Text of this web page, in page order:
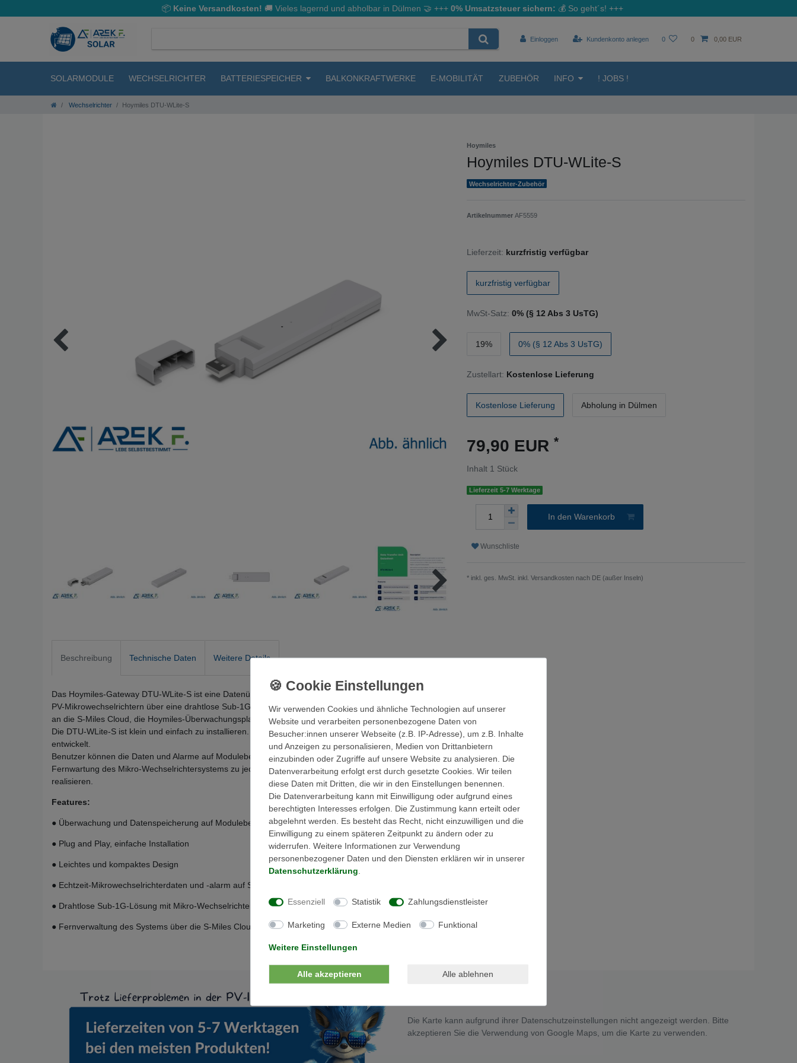
📦Keine Versandkosten! 🚚 Vieles lagernd und abholbar in Dülmen 🤝 +++ 0% Umsatzsteuer sichern: 💰 So geht´s! +++
Einloggen Kundenkonto anlegen 0 0 0,00 EUR
SOLARMODULE WECHSELRICHTER BATTERIESPEICHER BALKONKRAFTWERKE E-MOBILITÄT ZUBEHÖR INFO ! JOBS !
Wechselrichter Hoymiles DTU-WLite-S
Hoymiles
Hoymiles DTU-WLite-S
Wechselrichter-Zubehör
Artikelnummer AF5559
Lieferzeit: kurzfristig verfügbar
kurzfristig verfügbar
MwSt-Satz: 0% (§ 12 Abs 3 UsTG)
19% 0% (§ 12 Abs 3 UsTG)
Zustellart: Kostenlose Lieferung
Kostenlose Lieferung Abholung in Dülmen
79,90 EUR *
Inhalt 1 Stück
Lieferzeit 5-7 Werktage
In den Warenkorb
Wunschliste
* inkl. ges. MwSt. inkl. Versandkosten nach DE (außer Inseln)
Beschreibung Technische Daten Weitere Details
Das Hoymiles-Gateway DTU-WLite-S ist eine Datenübertragungseinheit, die Informationen und Daten von
PV-Mikrowechselrichtern über eine drahtlose Sub-1G-Lösung sammelt und sie über Wi-Fi-Kommunikation
an die S-Miles Cloud, die Hoymiles-Überwachungsplattform, sendet.
Die DTU-WLite-S ist klein und einfach zu installieren. Sie wurde speziell für PV-Anlagen in Wohngebieten
entwickelt.
Benutzer können die Daten und Alarme auf Modulebene leicht auslesen und den Fernbetrieb und die
Fernwartung des Mikro-Wechselrichtersystems zu jeder Zeit und an jedem Ort über die S-Miles Cloud
realisieren.
Features:
● Überwachung und Datenspeicherung auf Modulebene
● Plug and Play, einfache Installation
● Leichtes und kompaktes Design
● Echtzeit-Mikrowechselrichterdaten und -alarm auf S-Miles Toolkit
● Drahtlose Sub-1G-Lösung mit Mikro-Wechselrichter
● Fernverwaltung des Systems über die S-Miles Cloud
Die Karte kann aufgrund ihrer Datenschutzeinstellungen nicht angezeigt werden. Bitte
akzeptieren Sie die Verwendung von Google Maps, um die Karte zu verwenden.
Wir verwenden Cookies und ähnliche Technologien auf unserer
Website und verarbeiten personenbezogene Daten von
Besucher:innen unserer Webseite (z.B. IP-Adresse), um z.B. Inhalte
und Anzeigen zu personalisieren, Medien von Drittanbietern
einzubinden oder Zugriffe auf unsere Website zu analysieren. Die
Datenverarbeitung erfolgt erst durch gesetzte Cookies. Wir teilen
diese Daten mit Dritten, die wir in den Einstellungen benennen.
Die Datenverarbeitung kann mit Einwilligung oder aufgrund eines
berechtigten Interesses erfolgen. Die Zustimmung kann erteilt oder
abgelehnt werden. Es besteht das Recht, nicht einzuwilligen und die
Einwilligung zu einem späteren Zeitpunkt zu ändern oder zu
widerrufen. Weitere Informationen zur Verwendung
personenbezogener Daten und den Diensten erklären wir in unserer
Daten­schutz­erklärung
Essenziell Statistik Zahlungsdienstleister
Marketing Externe Medien Funktional
Weitere Einstellungen
Alle akzeptieren Alle ablehnen